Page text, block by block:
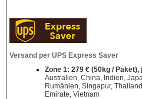
Versand per UPS Express Saver
Zone 1: 279 € (50kg /
Australien, China, Indien,
Rumänien, Singapur,
Emirate, Vietnam